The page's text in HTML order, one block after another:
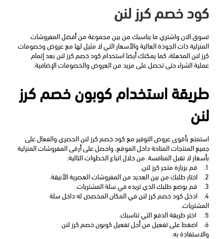
كود خصم كرز لنن
عملية الشراء حتى تحصل على مزيد من العروض والخصومات الإضافية.
لنن
استمتع بأقوى عروض التوفير مع كود خصم كرز لنن
بأسعار لا تقبل المنافسة. من خلال اتباع الخطوات التالية:
1.
قم بزيارة متجر كرز لنن.
2.
اختار طلبك من بين العديد من المفروشات العصرية الأنيقة.
3.
قم بوضع طلبك الذي تريده في سلة المشتريات.
4.
المشتريات.
5.
اختر طريقة الدفع التي تناسبك.
6.
والاستفادة به.